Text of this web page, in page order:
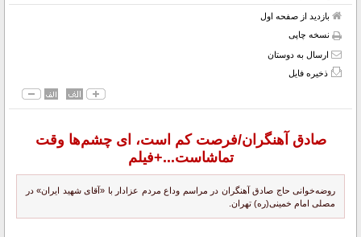
بازدید از صفحه اول
نسخه چاپی
ارسال به دوستان
ذخیره فایل
صادق آهنگران/فرصت کم است، ای چشم‌ها وقت
تماشاست...+فیلم
روضه‌خوانی حاج صادق آهنگران در مراسم وداع مردم عزادار با «آقای شهید ایران» در
مصلی امام خمینی(ره) تهران.